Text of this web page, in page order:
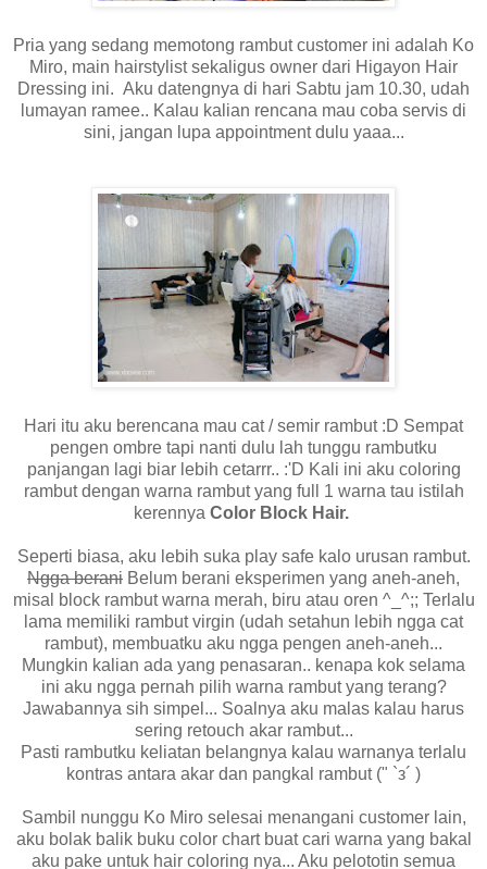
Pria yang sedang memotong rambut customer ini adalah Ko
Miro, main hairstylist sekaligus owner dari Higayon Hair
Dressing ini. Aku datengnya di hari Sabtu jam 10.30, udah
lumayan ramee.. Kalau kalian rencana mau coba servis di
sini, jangan lupa appointment dulu yaaa...
Hari itu aku berencana mau cat / semir rambut :D Sempat
pengen ombre tapi nanti dulu lah tunggu rambutku
panjangan lagi biar lebih cetarrr.. :'D Kali ini aku coloring
rambut dengan warna rambut yang full 1 warna tau istilah
kerennya Color Block Hair.
Seperti biasa, aku lebih suka play safe kalo urusan rambut.
Ngga berani Belum berani eksperimen yang aneh-aneh,
misal block rambut warna merah, biru atau oren ^_^;; Terlalu
lama memiliki rambut virgin (udah setahun lebih ngga cat
rambut), membuatku aku ngga pengen aneh-aneh...
Mungkin kalian ada yang penasaran.. kenapa kok selama
ini aku ngga pernah pilih warna rambut yang terang?
Jawabannya sih simpel... Soalnya aku malas kalau harus
sering retouch akar rambut...
Pasti rambutku keliatan belangnya kalau warnanya terlalu
kontras antara akar dan pangkal rambut (" `з´ )
Sambil nunggu Ko Miro selesai menangani customer lain,
aku bolak balik buku color chart buat cari warna yang bakal
aku pake untuk hair coloring nya... Aku pelototin semua